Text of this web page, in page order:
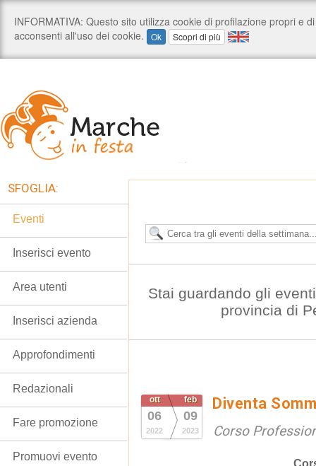
Stai guardando gli
provincia di
ott
06
2022
feb
09
2023
Diventa
Corso
SFOGLIA:
Eventi
Inserisci evento
Area utenti
Inserisci azienda
Approfondimenti
Redazionali
Fare promozione
Promuovi evento